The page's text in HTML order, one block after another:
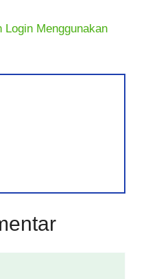
Login Menggunakan